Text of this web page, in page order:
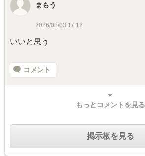
まもう
2026/08/03 17:12
いいと思う
コメント
もっとコメントを見る
掲示板を見る